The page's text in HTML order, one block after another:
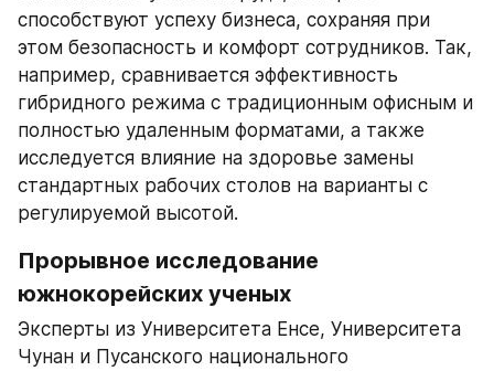
способствуют успеху бизнеса, сохраняя при
этом безопасность и комфорт сотрудников. Так,
например, сравнивается эффективность
гибридного режима с традиционным офисным и
полностью удаленным форматами, а также
исследуется влияние на здоровье замены
стандартных рабочих столов на варианты с
регулируемой высотой.
Прорывное исследование
южнокорейских ученых
Эксперты из Университета Енсе, Университета
Чунан и Пусанского национального